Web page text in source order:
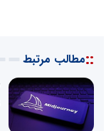
::مطالب مرتبط